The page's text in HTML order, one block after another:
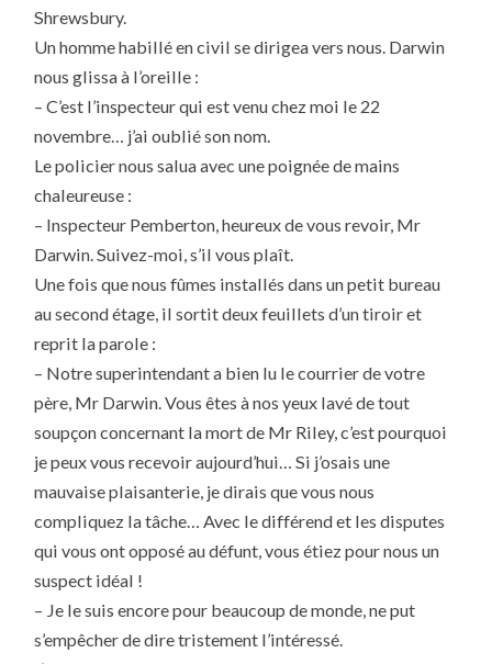
Shrewsbury.
Un homme habillé en civil se dirigea vers nous. Darwin
nous glissa à l’oreille :
– C’est l’inspecteur qui est venu chez moi le 22
novembre… j’ai oublié son nom.
Le policier nous salua avec une poignée de mains
chaleureuse :
– Inspecteur Pemberton, heureux de vous revoir, Mr
Darwin. Suivez-moi, s’il vous plaît.
Une fois que nous fûmes installés dans un petit bureau
au second étage, il sortit deux feuillets d’un tiroir et
reprit la parole :
– Notre superintendant a bien lu le courrier de votre
père, Mr Darwin. Vous êtes à nos yeux lavé de tout
soupçon concernant la mort de Mr Riley, c’est pourquoi
je peux vous recevoir aujourd’hui… Si j’osais une
mauvaise plaisanterie, je dirais que vous nous
compliquez la tâche… Avec le différend et les disputes
qui vous ont opposé au défunt, vous étiez pour nous un
suspect idéal !
– Je le suis encore pour beaucoup de monde, ne put
s’empêcher de dire tristement l’intéressé.